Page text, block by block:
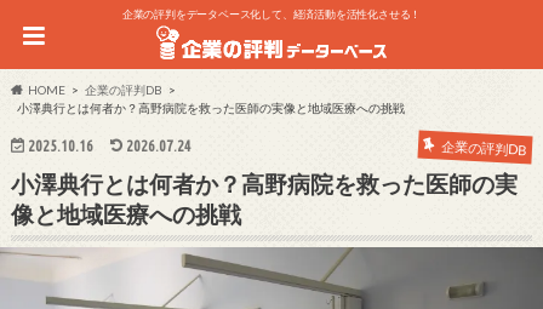
企業の評判をデータベース化して、経済活動を活性化させる！
HOME
企業の評判DB
小澤典行とは何者か？高野病院を救った医師の実像と地域医療への挑戦
2025.10.16 2026.07.24 企業の評判DB
小澤典行とは何者か？高野病院を救った医師の実
像と地域医療への挑戦